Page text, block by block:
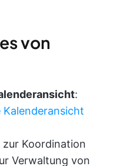
von
:
Koordination
Verwaltung von